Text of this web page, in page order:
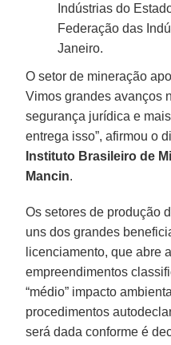
Indústrias do
Federação das
Janeiro.
O setor de mineração
Vimos grandes avanços
segurança jurídica e
entrega isso”, afirmou o
Instituto Brasileiro de
Mancin.
Os setores de produção
uns dos grandes
licenciamento, que abre
empreendimentos
“médio” impacto
procedimentos
será dada conforme é